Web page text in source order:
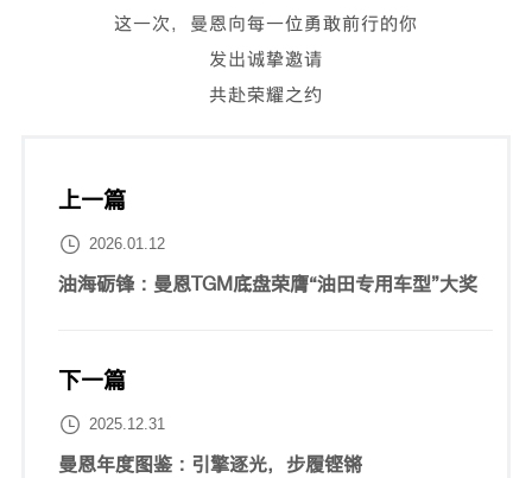
这一次，曼恩向每一位勇敢前行的你
发出诚挚邀请
共赴荣耀之约
上一篇
 2026.01.12
油海砺锋：曼恩TGM底盘荣膺“油田专用车型”大奖
下一篇
 2025.12.31
曼恩年度图鉴：引擎逐光，步履铿锵